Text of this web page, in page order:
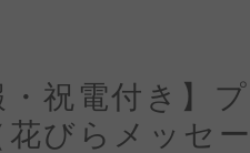
・祝電付き
花びらメッセー